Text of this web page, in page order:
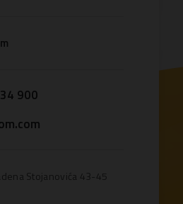
900
Stojanovića 43-45